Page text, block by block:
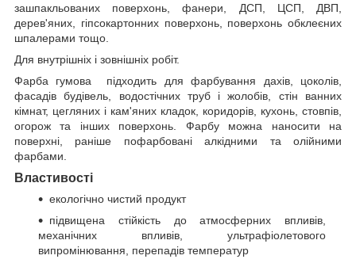
зашпакльованих поверхонь, фанери, ДСП, ЦСП, ДВП,
дерев'яних, гіпсокартонних поверхонь, поверхонь обклеєних
шпалерами тощо.
Для внутрішніх і зовнішніх робіт.
Фарба гумова підходить для фарбування дахів, цоколів,
фасадів будівель, водостічних труб і жолобів, стін ванних
кімнат, цегляних і кам'яних кладок, коридорів, кухонь, стовпів,
огорож та інших поверхонь. Фарбу можна наносити на
поверхні, раніше пофарбовані алкідними та олійними
фарбами.
Властивості
екологічно чистий продукт
підвищена стійкість до атмосферних впливів,
механічних впливів, ультрафіолетового
випромінювання, перепадів температур